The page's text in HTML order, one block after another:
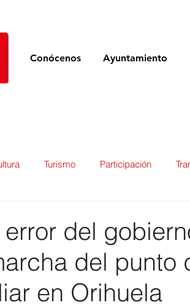
Conócenos Ayuntamiento
Turismo Participación
Educación Sanidad
error del
del punto
en Orihuela